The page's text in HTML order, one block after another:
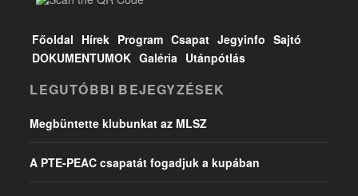
Főoldal Hírek Program Csapat Jegyinfo Sajtó
DOKUMENTUMOK Galéria Utánpótlás
LEGUTÓBBI BEJEGYZÉSEK
Megbüntette klubunkat az MLSZ
A PTE-PEAC csapatát fogadjuk a kupában